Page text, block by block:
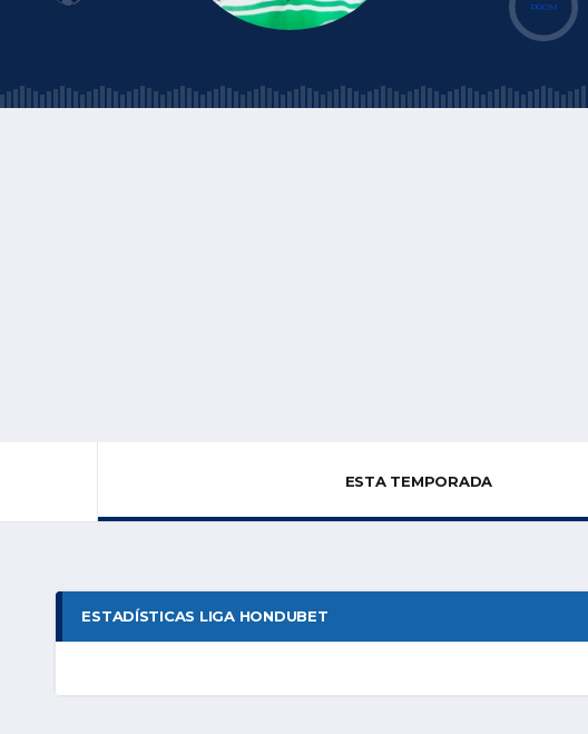
PROM
ESTA TEMPORADA
ESTADÍSTICAS LIGA HONDUBET